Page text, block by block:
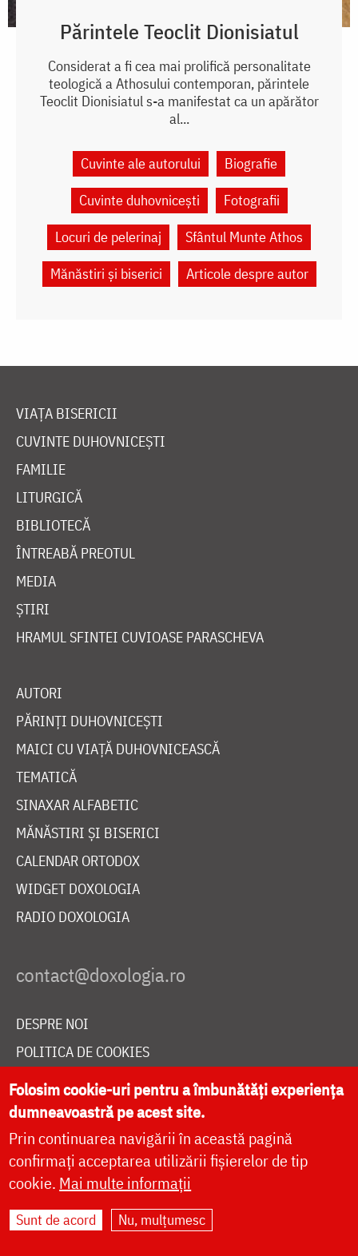
Părintele Teoclit Dionisiatul
Considerat a fi cea mai prolifică personalitate
teologică a Athosului contemporan, părintele
Teoclit Dionisiatul s-a manifestat ca un apărător
al...
Cuvinte ale autorului
Biografie
Cuvinte duhovnicești
Fotografii
Locuri de pelerinaj
Sfântul Munte Athos
Mănăstiri și biserici
Articole despre autor
VIAȚA BISERICII
CUVINTE DUHOVNICEȘTI
FAMILIE
LITURGICĂ
BIBLIOTECĂ
ÎNTREABĂ PREOTUL
MEDIA
ȘTIRI
HRAMUL SFINTEI CUVIOASE PARASCHEVA
AUTORI
PĂRINȚI DUHOVNICEȘTI
MAICI CU VIAȚĂ DUHOVNICEASCĂ
TEMATICĂ
SINAXAR ALFABETIC
MĂNĂSTIRI ȘI BISERICI
CALENDAR ORTODOX
WIDGET DOXOLOGIA
RADIO DOXOLOGIA
DESPRE NOI
POLITICA DE COOKIES
DONEAZĂ ONLINE PENTRU CATEDRALA NAȚIONALĂ
LIVE
Site dezvoltat deDOXOLOGIA MEDIA
Arhiepiscopia Iașilor | ©
Folosim cookie-uri pentru a îmbunătăți experiența
dumneavoastră pe acest site.
Prin continuarea navigării în această pagină
confirmați acceptarea utilizării fișierelor de tip
cookie. Mai multe informații
Sunt de acord Nu, mulțumesc